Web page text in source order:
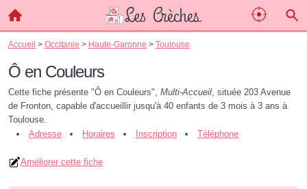
Accueil > Occitanie > Haute-Garonne > Toulouse
Ô en Couleurs
Cette fiche présente "Ô en Couleurs", Multi-Accueil, située 203 Avenue
de Fronton, capable d'accueillir jusqu'à 40 enfants de 3 mois à 3 ans à
Toulouse.
Adresse
Horaires Inscription Téléphone
Améliorer cette fiche